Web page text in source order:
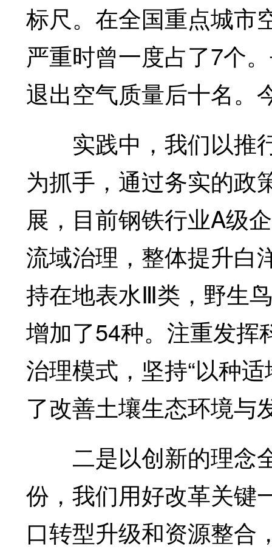
标尺。在全国重点城市
严重时曾一度占了7个
退出空气质量后十名。
实践中，我们以推
为抓手，通过务实的政
展，目前钢铁行业A级
流域治理，整体提升白
持在地表水Ⅲ类，野生
增加了54种。注重发挥
治理模式，坚持“以种
了改善土壤生态环境与
二是以创新的理念
份，我们用好改革关键
口转型升级和资源整合